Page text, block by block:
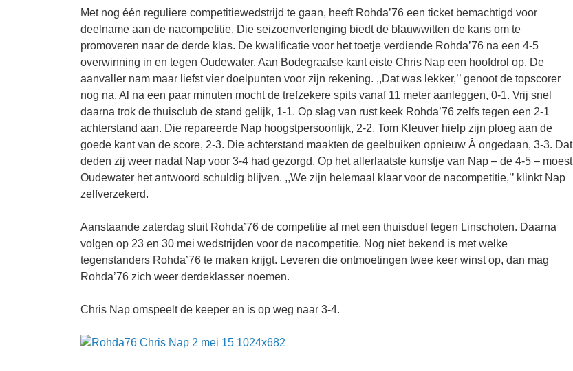
Met nog één reguliere competitiewedstrijd te gaan, heeft Rohda’76 een ticket bemachtigd voor
deelname aan de nacompetitie. Die seizoenverlenging biedt de blauwwitten de kans om te
promoveren naar de derde klas. De kwalificatie voor het toetje verdiende Rohda’76 na een 4-5
overwinning in en tegen Oudewater. Aan Bodegraafse kant eiste Chris Nap een hoofdrol op. De
aanvaller nam maar liefst vier doelpunten voor zijn rekening. ,,Dat was lekker,’’ genoot de topscorer
nog na. Al na een paar minuten mocht de trefzekere spits vanaf 11 meter aanleggen, 0-1. Vrij snel
daarna trok de thuisclub de stand gelijk, 1-1. Op slag van rust keek Rohda’76 zelfs tegen een 2-1
achterstand aan. Die repareerde Nap hoogstpersoonlijk, 2-2. Tom Kleuver hielp zijn ploeg aan de
goede kant van de score, 2-3. Die achterstand maakten de geelbuiken opnieuw Â ongedaan, 3-3. Dat
deden zij weer nadat Nap voor 3-4 had gezorgd. Op het allerlaatste kunstje van Nap – de 4-5 – moest
Oudewater het antwoord schuldig blijven. ,,We zijn helemaal klaar voor de nacompetitie,’’ klinkt Nap
zelfverzekerd.
Aanstaande zaterdag sluit Rohda’76 de competitie af met een thuisduel tegen Linschoten. Daarna
volgen op 23 en 30 mei wedstrijden voor de nacompetitie. Nog niet bekend is met welke
tegenstanders Rohda’76 te maken krijgt. Leveren die ontmoetingen twee keer winst op, dan mag
Rohda’76 zich weer derdeklasser noemen.
Chris Nap omspeelt de keeper en is op weg naar 3-4.